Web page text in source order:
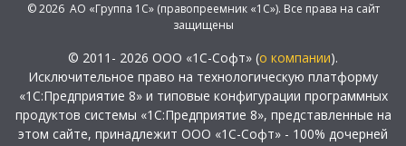
© 2026 АО «Группа 1С» (правопреемник «1С»). Все права на сайт
защищены
© 2011- 2026 ООО «1С-Софт» (о компании).
Исключительное право на технологическую платформу
«1С:Предприятие 8» и типовые конфигурации программных
продуктов системы «1С:Предприятие 8», представленные на
этом сайте, принадлежит ООО «1С-Софт» - 100% дочерней